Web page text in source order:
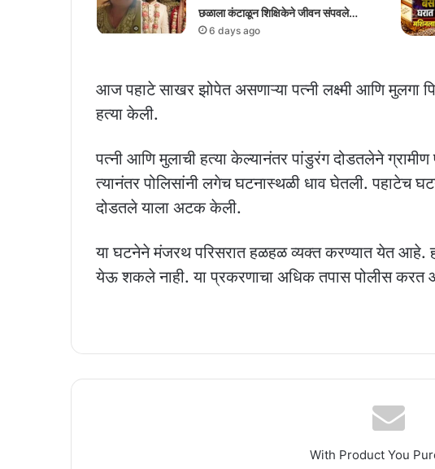
छळाला कंटाळून शिक्षिकेने जीवन संपवले…
6 days ago
आज पहाटे साखर झोपेत असणाऱ्या पत्नी लक्ष्मी आणि मुलगा
हत्या केली.
पत्नी आणि मुलाची हत्या केल्यानंतर पांडुरंग दोडतलेने
त्यानंतर पोलिसांनी लगेच घटनास्थळी धाव घेतली. पहाटेच
दोडतले याला अटक केली.
या घटनेने मंजरथ परिसरात हळहळ व्यक्त करण्यात येत आहे.
येऊ शकले नाही. या प्रकरणाचा अधिक तपास पोलीस करत
With Product You